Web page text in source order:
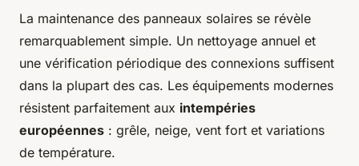
La maintenance des panneaux solaires se révèle
remarquablement simple. Un nettoyage annuel et
une vérification périodique des connexions suffisent
dans la plupart des cas. Les équipements modernes
résistent parfaitement aux intempéries
européennes : grêle, neige, vent fort et variations
de température.